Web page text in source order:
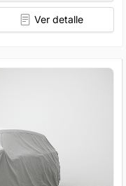
Ver detalle